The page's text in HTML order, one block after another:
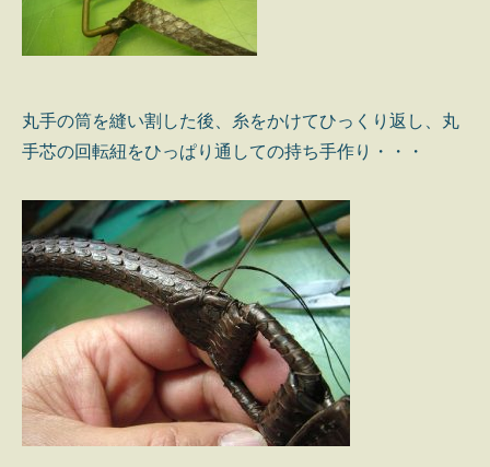
丸手の筒を縫い割した後、糸をかけてひっくり返し、丸
手芯の回転紐をひっぱり通しての持ち手作り・・・